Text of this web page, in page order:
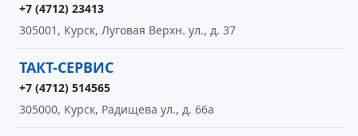
+7 (4712) 23413
305001, Курск, Луговая Верхн. ул., д. 37
ТАКТ-СЕРВИС
+7 (4712) 514565
305000, Курск, Радищева ул., д. 66а